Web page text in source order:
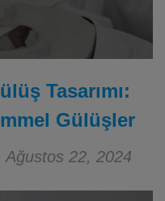
Tasarımı:
Gülüşler
Ağustos 22, 2024